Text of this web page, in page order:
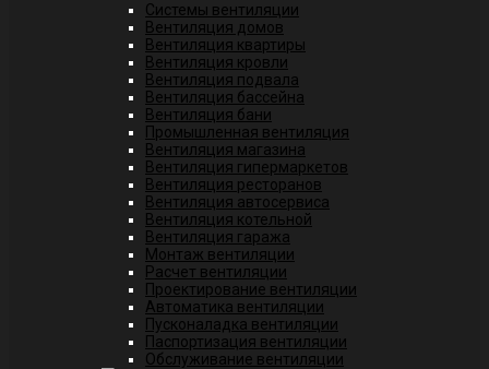
Системы вентиляции
Вентиляция домов
Вентиляция квартиры
Вентиляция кровли
Вентиляция подвала
Вентиляция бассейна
Вентиляция бани
Промышленная вентиляция
Вентиляция магазина
Вентиляция гипермаркетов
Вентиляция ресторанов
Вентиляция автосервиса
Вентиляция котельной
Вентиляция гаража
Монтаж вентиляции
Расчет вентиляции
Проектирование вентиляции
Автоматика вентиляции
Пусконаладка вентиляции
Паспортизация вентиляции
Обслуживание вентиляции